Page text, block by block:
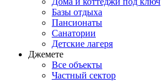
Базы отдыха
Пансионаты
Санатории
Детские лагеря
Джемете
Все объекты
Частный сектор